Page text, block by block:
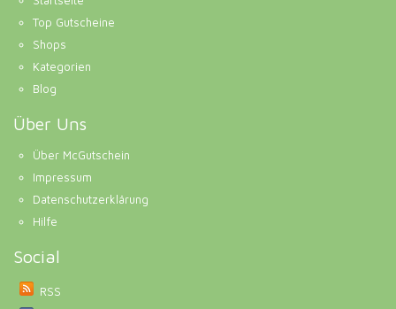
Top Gutscheine
Shops
Kategorien
Blog
Über Uns
Über McGutschein
Impressum
Datenschutzerklärung
Hilfe
Social
RSS